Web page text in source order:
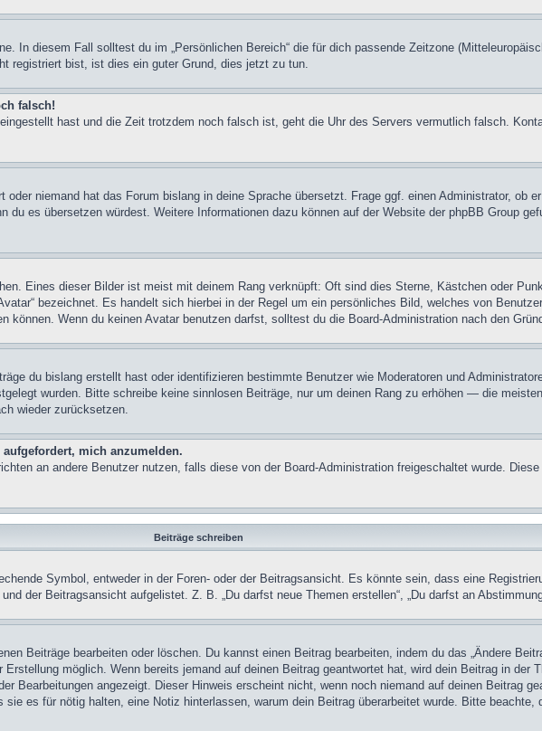
In diesem Fall solltest du im „Persönlichen Bereich“ die für dich passende Zeitzone
registriert bist, ist dies ein guter Grund, dies jetzt zu tun.
falsch!
hast und die Zeit trotzdem noch falsch ist, geht die Uhr des Servers vermutlich falsch.
niemand hat das Forum bislang in deine Sprache übersetzt. Frage ggf. einen Administrator, ob
es übersetzen würdest. Weitere Informationen dazu können auf der Website der phpBB Group
Eines dieser Bilder ist meist mit deinem Rang verknüpft: Oft sind dies Sterne, Kästchen oder
bezeichnet. Es handelt sich hierbei in der Regel um ein persönliches Bild, welches von
Wenn du keinen Avatar benutzen darfst, solltest du die Board-Administration nach den
du bislang erstellt hast oder identifizieren bestimmte Benutzer wie Moderatoren und
wurden. Bitte schreibe keine sinnlosen Beiträge, nur um deinen Rang zu erhöhen — die
wieder zurücksetzen.
mich anzumelden.
an andere Benutzer nutzen, falls diese von der Board-Administration freigeschaltet wurde.
Beiträge schreiben
Symbol, entweder in der Foren- oder der Beitragsansicht. Es könnte sein, dass eine
der Beitragsansicht aufgelistet. Z. B. „Du darfst neue Themen erstellen“, „Du darfst an
Beiträge bearbeiten oder löschen. Du kannst einen Beitrag bearbeiten, indem du das „Ändere
möglich. Wenn bereits jemand auf deinen Beitrag geantwortet hat, wird dein Beitrag in der
Bearbeitungen angezeigt. Dieser Hinweis erscheint nicht, wenn noch niemand auf deinen Beitrag
es für nötig halten, eine Notiz hinterlassen, warum dein Beitrag überarbeitet wurde. Bitte